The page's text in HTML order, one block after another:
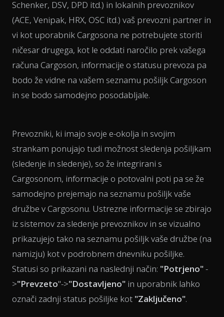
Schenker, DSV, DPD itd.) in lokalnih prevoznikov
(ACE, Venipak, HRX, OSC itd.) vaš prevozni partner in
vi kot uporabnik Cargosona ne potrebujete storiti
ničesar drugega, kot le oddati naročilo prek vašega
računa Cargoson, informacije o statusu prevoza pa
bodo že vidne na vašem seznamu pošiljk Cargoson
in se bodo samodejno posodabljale.
Prevozniki, ki imajo svoje e-okolja in svojim
strankam ponujajo tudi možnost sledenja pošiljkam
(sledenje in sledenje), so že integrirani s
Cargosonom, informacije o potovalni poti pa se že
samodejno prejemajo na seznamu pošiljk vaše
družbe v Cargosonu. Ustrezne informacije se zbirajo
iz sistemov za sledenje prevoznikov in se vizualno
prikazujejo tako na seznamu pošiljk vaše družbe (na
namizju) kot v podrobnem dnevniku pošiljke.
Statusi so prikazani na naslednji način: "Potrjeno"-
>"Prevzeto"->"Dostavljeno" in uporabnik lahko
označi zadnji status pošiljke kot "Zaključeno".